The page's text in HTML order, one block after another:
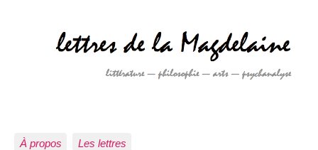
À propos Les lettres